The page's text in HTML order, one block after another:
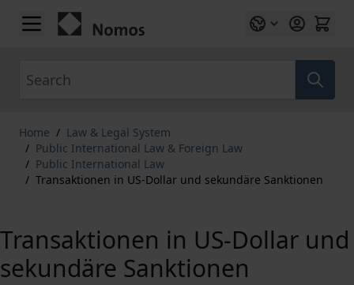
Skip to Content
Home / Law & Legal System
/ Public International Law & Foreign Law
/ Public International Law
/ Transaktionen in US-Dollar und sekundäre Sanktionen
Transaktionen in US-Dollar und
sekundäre Sanktionen